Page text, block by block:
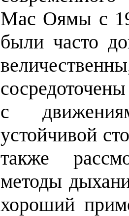
Маc Оямы с
были часто
с
устойчивой
также
методы
хороший